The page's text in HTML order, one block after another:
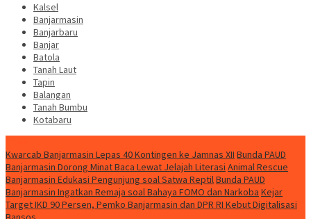
Kalsel
Banjarmasin
Banjarbaru
Banjar
Batola
Tanah Laut
Tapin
Balangan
Tanah Bumbu
Kotabaru
Kwarcab Banjarmasin Lepas 40 Kontingen ke Jamnas XII Bunda PAUD
Banjarmasin Dorong Minat Baca Lewat Jelajah Literasi Animal Rescue
Banjarmasin Edukasi Pengunjung soal Satwa ReptilBunda PAUD
Banjarmasin Ingatkan Remaja soal Bahaya FOMO dan Narkoba Kejar
Target IKD 90 Persen, Pemko Banjarmasin dan DPR RI Kebut Digitalisasi